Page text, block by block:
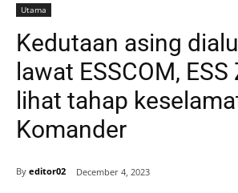
Utama
Kedutaan asing
lawat ESSCOM, ESS
lihat tahap
Komander
By editor02 December 4, 2023